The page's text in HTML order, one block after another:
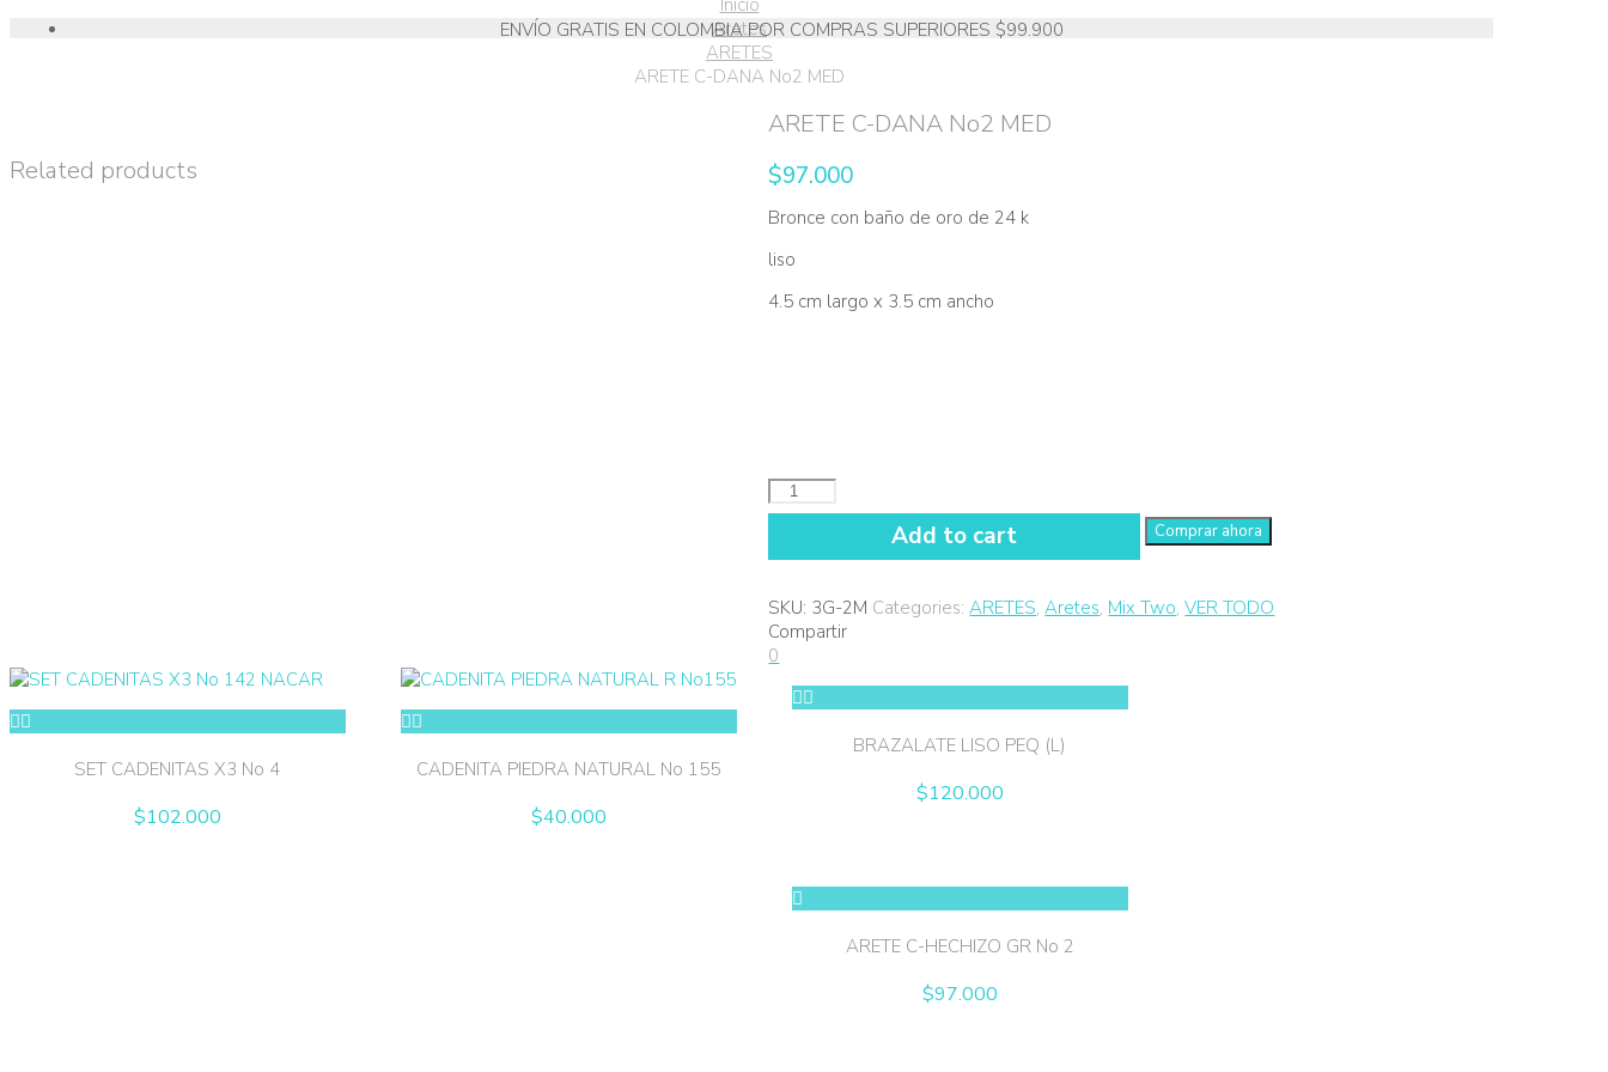
ENVÍO GRATIS EN COLOMBIA POR COMPRAS SUPERIORES $99.900
Inicio
Aretes
ARETES
ARETE C-DANA No2 MED
ARETE C-DANA No2 MED
$97.000
Bronce con baño de oro de 24 k
liso
4.5 cm largo x 3.5 cm ancho
ARETE
C-
No2
quantity
Add to cart
SKU: 3G-2M Categories:ARETES,Aretes, Mix Two,VER TODO
Compartir
0
Related products
SET CADENITAS X3 No 4
$102.000
CADENITA PIEDRA NATURAL No 155
$40.000
BRAZALATE LISO PEQ (L)
$120.000
ARETE C-HECHIZO GR No 2
$97.000